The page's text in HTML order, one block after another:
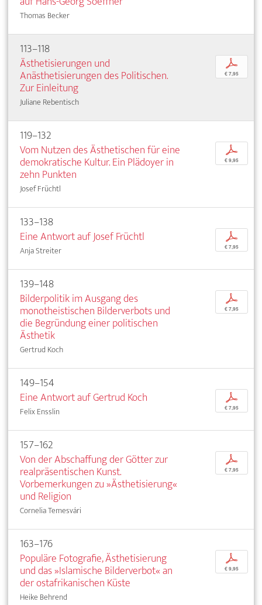
Thomas Becker
113–118
Ästhetisierungen und
Anästhetisierungen des Politischen.
Zur Einleitung
Juliane Rebentisch
p
€ 7,95
119–132
Vom Nutzen des Ästhetischen für eine
demokratische Kultur. Ein Plädoyer in
zehn Punkten
Josef Früchtl
p
€ 9,95
133–138
Eine Antwort auf Josef Früchtl
Anja Streiter
p
€ 7,95
139–148
Bilderpolitik im Ausgang des
monotheistischen Bilderverbots und
die Begründung einer politischen
Ästhetik
Gertrud Koch
p
€ 7,95
149–154
Eine Antwort auf Gertrud Koch
Felix Ensslin
p
€ 7,95
157–162
Von der Abschaffung der Götter zur
realpräsentischen Kunst.
Vorbemerkungen zu »Ästhetisierung«
und Religion
Cornelia Temesvári
p
€ 7,95
163–176
Populäre Fotografie, Ästhetisierung
und das »Islamische Bilderverbot« an
der ostafrikanischen Küste
Heike Behrend
p
€ 9,95